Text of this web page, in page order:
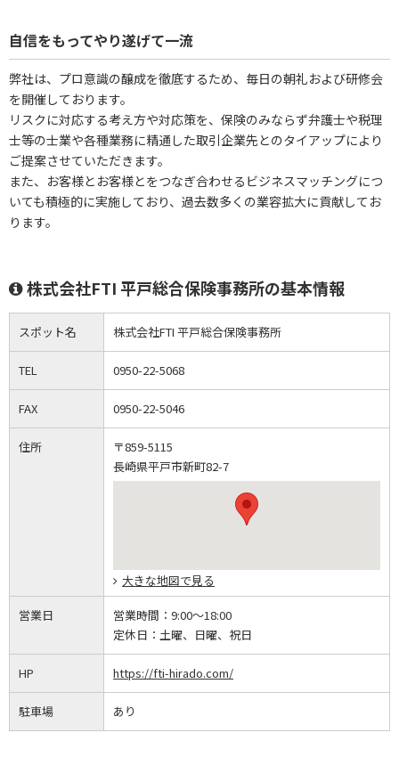
自信をもってやり遂げて一流
弊社は、プロ意識の醸成を徹底するため、毎日の朝礼および研修会
を開催しております。
リスクに対応する考え方や対応策を、保険のみならず弁護士や税理
士等の士業や各種業務に精通した取引企業先とのタイアップにより
ご提案させていただきます。
また、お客様とお客様とをつなぎ合わせるビジネスマッチングにつ
いても積極的に実施しており、過去数多くの業容拡大に貢献してお
ります。
株式会社FTI 平戸総合保険事務所の基本情報
スポット名 株式会社FTI 平戸総合保険事務所
TEL 0950-22-5068
FAX 0950-22-5046
住所
〒859-5115
長崎県平戸市新町82-7
大きな地図で見る
営業日 営業時間： 9:00～18:00
定休日： 土曜、日曜、祝日
HP https://fti-hirado.com/
駐車場 あり